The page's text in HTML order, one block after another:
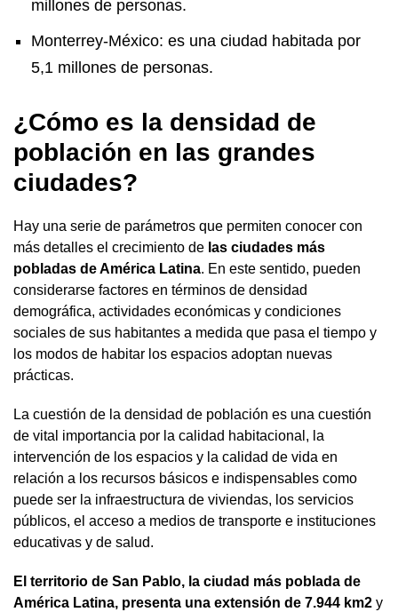
millones de personas.
Monterrey-México: es una ciudad habitada por
5,1 millones de personas.
¿Cómo es la densidad de
población en las grandes
ciudades?
Hay una serie de parámetros que permiten conocer con
más detalles el crecimiento de las ciudades más
pobladas de América Latina. En este sentido, pueden
considerarse factores en términos de densidad
demográfica, actividades económicas y condiciones
sociales de sus habitantes a medida que pasa el tiempo y
los modos de habitar los espacios adoptan nuevas
prácticas.
La cuestión de la densidad de población es una cuestión
de vital importancia por la calidad habitacional, la
intervención de los espacios y la calidad de vida en
relación a los recursos básicos e indispensables como
puede ser la infraestructura de viviendas, los servicios
públicos, el acceso a medios de transporte e instituciones
educativas y de salud.
El territorio de San Pablo, la ciudad más poblada de
América Latina, presenta una extensión de 7.944 km2 y